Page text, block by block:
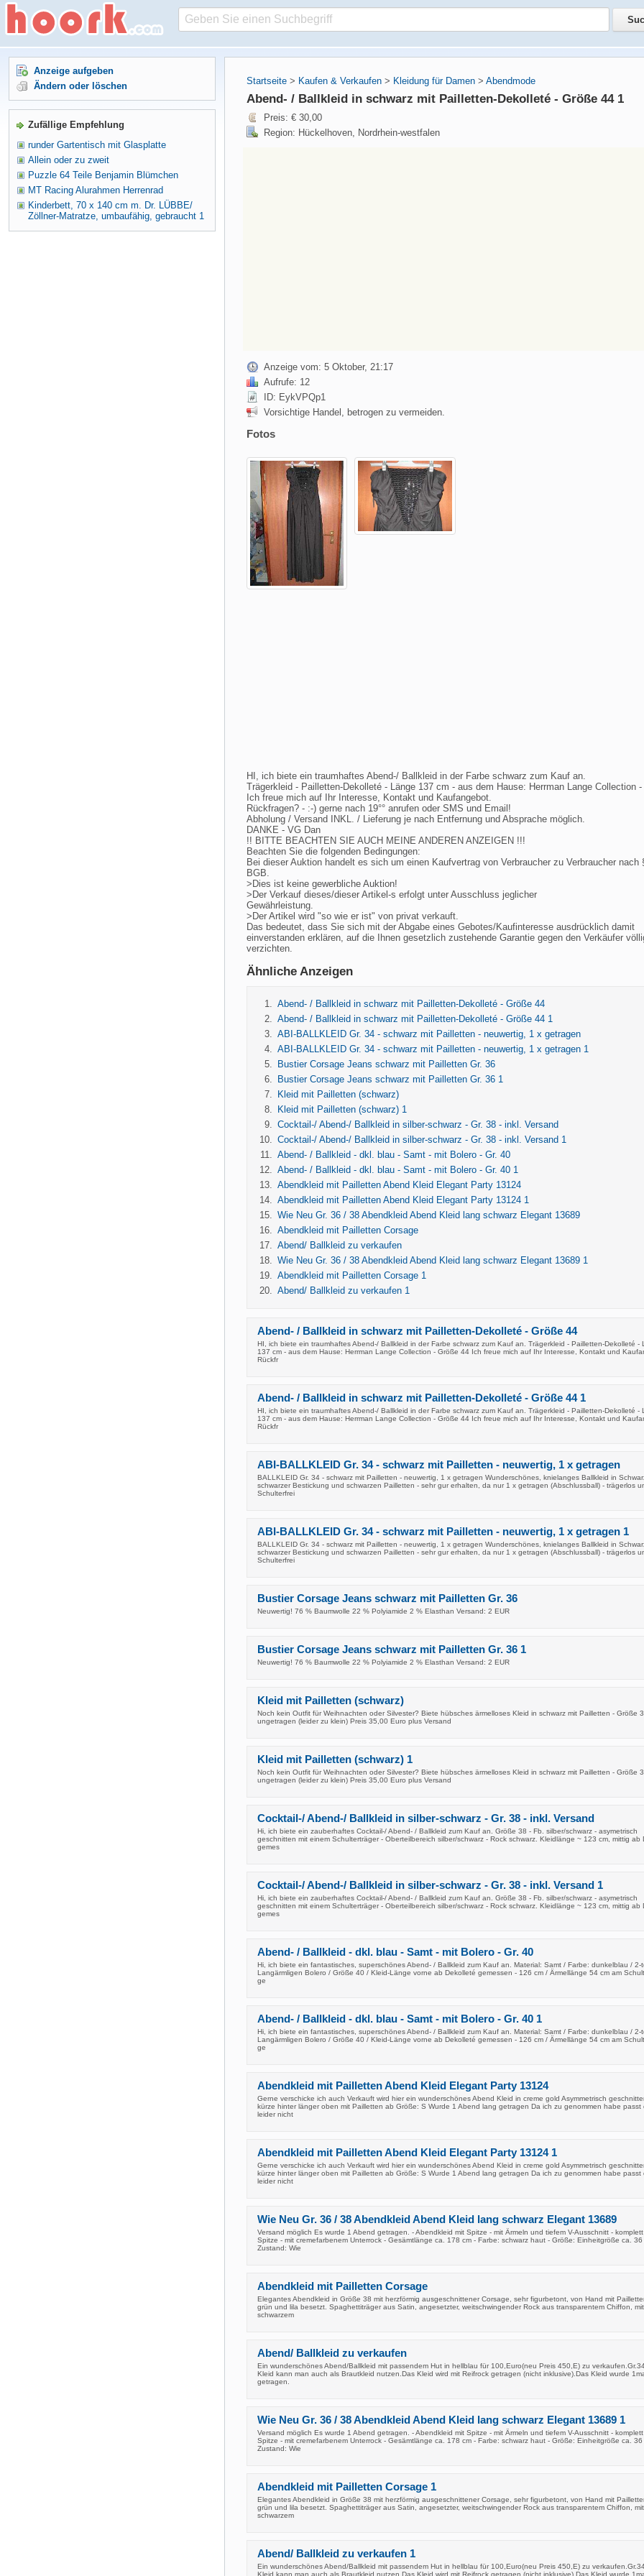
Startseite > Kaufen & Verkaufen > Kleidung für Damen > Abendmode
Abend- / Ballkleid in schwarz mit Pailletten-Dekolleté - Größe 44 1
Preis: € 30,00
Region: Hückelhoven, Nordrhein-westfalen
Anzeige vom: 5 Oktober, 21:17
Aufrufe: 12
ID: EykVPQp1
Vorsichtige Handel, betrogen zu vermeiden.
Fotos
HI, ich biete ein traumhaftes Abend-/ Ballkleid in der Farbe schwarz zum Kauf an.
Trägerkleid - Pailletten-Dekolleté - Länge 137 cm - aus dem Hause: Herrman Lange Collection
Ich freue mich auf Ihr Interesse, Kontakt und Kaufangebot.
Rückfragen? - :-) gerne nach 19°° anrufen oder SMS und Email!
Abholung / Versand INKL. / Lieferung je nach Entfernung und Absprache möglich.
DANKE - VG Dan
!! BITTE BEACHTEN SIE AUCH MEINE ANDEREN ANZEIGEN !!!
Beachten Sie die folgenden Bedingungen:
Bei dieser Auktion handelt es sich um einen Kaufvertrag von Verbraucher zu Verbraucher nach
BGB.
>Dies ist keine gewerbliche Auktion!
>Der Verkauf dieses/dieser Artikel-s erfolgt unter Ausschluss jeglicher
Gewährleistung.
>Der Artikel wird "so wie er ist" von privat verkauft.
Das bedeutet, dass Sie sich mit der Abgabe eines Gebotes/Kaufinteresse ausdrücklich damit
einverstanden erklären, auf die Ihnen gesetzlich zustehende Garantie gegen den Verkäufer
verzichten.
Ähnliche Anzeigen
Abend- / Ballkleid in schwarz mit Pailletten-Dekolleté - Größe 44
Abend- / Ballkleid in schwarz mit Pailletten-Dekolleté - Größe 44 1
ABI-BALLKLEID Gr. 34 - schwarz mit Pailletten - neuwertig, 1 x getragen
ABI-BALLKLEID Gr. 34 - schwarz mit Pailletten - neuwertig, 1 x getragen 1
Bustier Corsage Jeans schwarz mit Pailletten Gr. 36
Bustier Corsage Jeans schwarz mit Pailletten Gr. 36 1
Kleid mit Pailletten (schwarz)
Kleid mit Pailletten (schwarz) 1
Cocktail-/ Abend-/ Ballkleid in silber-schwarz - Gr. 38 - inkl. Versand
Cocktail-/ Abend-/ Ballkleid in silber-schwarz - Gr. 38 - inkl. Versand 1
Abend- / Ballkleid - dkl. blau - Samt - mit Bolero - Gr. 40
Abend- / Ballkleid - dkl. blau - Samt - mit Bolero - Gr. 40 1
Abendkleid mit Pailletten Abend Kleid Elegant Party 13124
Abendkleid mit Pailletten Abend Kleid Elegant Party 13124 1
Wie Neu Gr. 36 / 38 Abendkleid Abend Kleid lang schwarz Elegant 13689
Abendkleid mit Pailletten Corsage
Abend/ Ballkleid zu verkaufen
Wie Neu Gr. 36 / 38 Abendkleid Abend Kleid lang schwarz Elegant 13689 1
Abendkleid mit Pailletten Corsage 1
Abend/ Ballkleid zu verkaufen 1
Abend- / Ballkleid in schwarz mit Pailletten-Dekolleté - Größe 44
HI, ich biete ein traumhaftes Abend-/ Ballkleid in der Farbe schwarz zum Kauf an. Trägerkleid - Pailletten-Dekolleté -
137 cm - aus dem Hause: Herrman Lange Collection - Größe 44 Ich freue mich auf Ihr Interesse, Kontakt und
Rückfr
Abend- / Ballkleid in schwarz mit Pailletten-Dekolleté - Größe 44 1
HI, ich biete ein traumhaftes Abend-/ Ballkleid in der Farbe schwarz zum Kauf an. Trägerkleid - Pailletten-Dekolleté -
137 cm - aus dem Hause: Herrman Lange Collection - Größe 44 Ich freue mich auf Ihr Interesse, Kontakt und
Rückfr
ABI-BALLKLEID Gr. 34 - schwarz mit Pailletten - neuwertig, 1 x getragen
BALLKLEID Gr. 34 - schwarz mit Pailletten - neuwertig, 1 x getragen Wunderschönes, knielanges Ballkleid in
schwarzer Bestickung und schwarzen Pailletten - sehr gur erhalten, da nur 1 x getragen (Abschlussball) - trägerlos
Schulterfrei
ABI-BALLKLEID Gr. 34 - schwarz mit Pailletten - neuwertig, 1 x getragen 1
BALLKLEID Gr. 34 - schwarz mit Pailletten - neuwertig, 1 x getragen Wunderschönes, knielanges Ballkleid in
schwarzer Bestickung und schwarzen Pailletten - sehr gur erhalten, da nur 1 x getragen (Abschlussball) - trägerlos
Schulterfrei
Bustier Corsage Jeans schwarz mit Pailletten Gr. 36
Neuwertig! 76 % Baumwolle 22 % Polyiamide 2 % Elasthan Versand: 2 EUR
Bustier Corsage Jeans schwarz mit Pailletten Gr. 36 1
Neuwertig! 76 % Baumwolle 22 % Polyiamide 2 % Elasthan Versand: 2 EUR
Kleid mit Pailletten (schwarz)
Noch kein Outfit für Weihnachten oder Silvester? Biete hübsches ärmelloses Kleid in schwarz mit Pailletten - Größe
ungetragen (leider zu klein) Preis 35,00 Euro plus Versand
Kleid mit Pailletten (schwarz) 1
Noch kein Outfit für Weihnachten oder Silvester? Biete hübsches ärmelloses Kleid in schwarz mit Pailletten - Größe
ungetragen (leider zu klein) Preis 35,00 Euro plus Versand
Cocktail-/ Abend-/ Ballkleid in silber-schwarz - Gr. 38 - inkl. Versand
Hi, ich biete ein zauberhaftes Cocktail-/ Abend- / Ballkleid zum Kauf an. Größe 38 - Fb. silber/schwarz - asymetrisch
geschnitten mit einem Schulterträger - Oberteilbereich silber/schwarz - Rock schwarz. Kleidlänge ~ 123 cm, mittig ab
gemes
Cocktail-/ Abend-/ Ballkleid in silber-schwarz - Gr. 38 - inkl. Versand 1
Hi, ich biete ein zauberhaftes Cocktail-/ Abend- / Ballkleid zum Kauf an. Größe 38 - Fb. silber/schwarz - asymetrisch
geschnitten mit einem Schulterträger - Oberteilbereich silber/schwarz - Rock schwarz. Kleidlänge ~ 123 cm, mittig ab
gemes
Abend- / Ballkleid - dkl. blau - Samt - mit Bolero - Gr. 40
Hi, ich biete ein fantastisches, superschönes Abend- / Ballkleid zum Kauf an. Material: Samt / Farbe: dunkelblau / 2-
Langärmligen Bolero / Größe 40 / Kleid-Länge vorne ab Dekolleté gemessen - 126 cm / Ärmellänge 54 cm am
ge
Abend- / Ballkleid - dkl. blau - Samt - mit Bolero - Gr. 40 1
Hi, ich biete ein fantastisches, superschönes Abend- / Ballkleid zum Kauf an. Material: Samt / Farbe: dunkelblau / 2-
Langärmligen Bolero / Größe 40 / Kleid-Länge vorne ab Dekolleté gemessen - 126 cm / Ärmellänge 54 cm am
ge
Abendkleid mit Pailletten Abend Kleid Elegant Party 13124
Gerne verschicke ich auch Verkauft wird hier ein wunderschönes Abend Kleid in creme gold Asymmetrisch
kürze hinter länger oben mit Pailletten ab Größe: S Wurde 1 Abend lang getragen Da ich zu genommen habe passt
leider nicht
Abendkleid mit Pailletten Abend Kleid Elegant Party 13124 1
Gerne verschicke ich auch Verkauft wird hier ein wunderschönes Abend Kleid in creme gold Asymmetrisch
kürze hinter länger oben mit Pailletten ab Größe: S Wurde 1 Abend lang getragen Da ich zu genommen habe passt
leider nicht
Wie Neu Gr. 36 / 38 Abendkleid Abend Kleid lang schwarz Elegant 13689
Versand möglich Es wurde 1 Abend getragen. - Abendkleid mit Spitze - mit Ärmeln und tiefem V-Ausschnitt -
Spitze - mit cremefarbenem Unterrock - Gesämtlänge ca. 178 cm - Farbe: schwarz haut - Größe: Einheitgröße ca. 36
Zustand: Wie
Abendkleid mit Pailletten Corsage
Elegantes Abendkleid in Größe 38 mit herzförmig ausgeschnittener Corsage, sehr figurbetont, von Hand mit
grün und lila besetzt. Spaghettiträger aus Satin, angesetzter, weitschwingender Rock aus transparentem Chiffon, mit
schwarzem
Abend/ Ballkleid zu verkaufen
Ein wunderschönes Abend/Ballkleid mit passendem Hut in hellblau für 100,Euro(neu Preis 450,E) zu
Kleid kann man auch als Brautkleid nutzen.Das Kleid wird mit Reifrock getragen (nicht inklusive).Das Kleid wurde
getragen.
Wie Neu Gr. 36 / 38 Abendkleid Abend Kleid lang schwarz Elegant 13689 1
Versand möglich Es wurde 1 Abend getragen. - Abendkleid mit Spitze - mit Ärmeln und tiefem V-Ausschnitt -
Spitze - mit cremefarbenem Unterrock - Gesämtlänge ca. 178 cm - Farbe: schwarz haut - Größe: Einheitgröße ca. 36
Zustand: Wie
Abendkleid mit Pailletten Corsage 1
Elegantes Abendkleid in Größe 38 mit herzförmig ausgeschnittener Corsage, sehr figurbetont, von Hand mit
grün und lila besetzt. Spaghettiträger aus Satin, angesetzter, weitschwingender Rock aus transparentem Chiffon, mit
schwarzem
Abend/ Ballkleid zu verkaufen 1
Ein wunderschönes Abend/Ballkleid mit passendem Hut in hellblau für 100,Euro(neu Preis 450,E) zu
Kleid kann man auch als Brautkleid nutzen.Das Kleid wird mit Reifrock getragen (nicht inklusive).Das Kleid wurde
Anzeige aufgeben
Ändern oder löschen
Zufällige Empfehlung
runder Gartentisch mit Glasplatte
Allein oder zu zweit
Puzzle 64 Teile Benjamin Blümchen
MT Racing Alurahmen Herrenrad
Kinderbett, 70 x 140 cm m. Dr. LÜBBE/
Zöllner-Matratze, umbaufähig, gebraucht 1